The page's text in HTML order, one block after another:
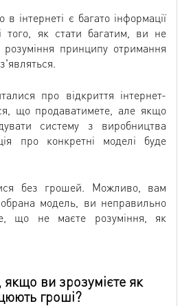
інтернеті є багато інформації
того, як стати багатим, ви не
принципу отримання
про відкриття інтернет-
що продаватимете, але якщо
систему з виробництва
про конкретні моделі буде
без грошей. Можливо, вам
обрана модель, ви неправильно
що не маєте розуміння, як
ви зрозумієте як
гроші?